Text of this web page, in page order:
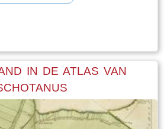
IN DE ATLAS VAN